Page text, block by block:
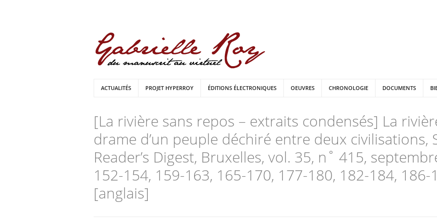
ACTUALITÉS PROJET HYPERROY ÉDITIONS ÉLECTRONIQUES OEUVRES CHRONOLOGIE DOCUMENTS
[La rivière sans repos – extraits condensés] La
drame d’un peuple déchiré entre deux civilisations,
Reader’s Digest, Bruxelles, vol. 35, n˚ 415,
152-154, 159-163, 165-170, 177-180, 182-184, 186-
[anglais]